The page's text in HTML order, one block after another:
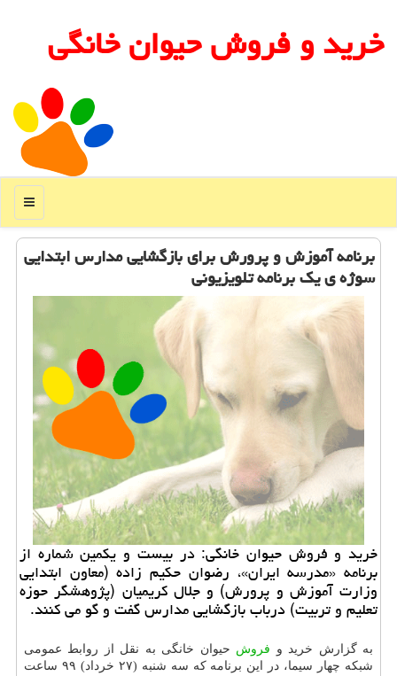
خرید و فروش حیوان خانگی
منو
برنامه آموزش و پرورش برای بازگشایی مدارس ابتدایی
سوژه ی یك برنامه تلویزیونی
خرید و فروش حیوان خانگی: در بیست و یكمین شماره از
برنامه «مدرسه ایران»، رضوان حكیم زاده (معاون ابتدایی
وزارت آموزش و پرورش) و جلال كریمیان (پژوهشگر حوزه
تعلیم و تربیت) درباب بازگشایی مدارس گفت و گو می كنند.
به گزارش خرید و فروش حیوان خانگی به نقل از روابط عمومی
شبکه چهار سیما، در این برنامه که سه شنبه (۲۷ خرداد) ۹۹ ساعت